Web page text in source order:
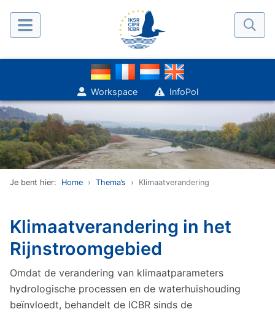
Workspace InfoPol
Je bent hier: Home Thema’s Klimaatverandering
Klimaatverandering in het
Rijnstroomgebied
Omdat de verandering van klimaatparameters
hydrologische processen en de waterhuishouding
beïnvloedt, behandelt de ICBR sinds de